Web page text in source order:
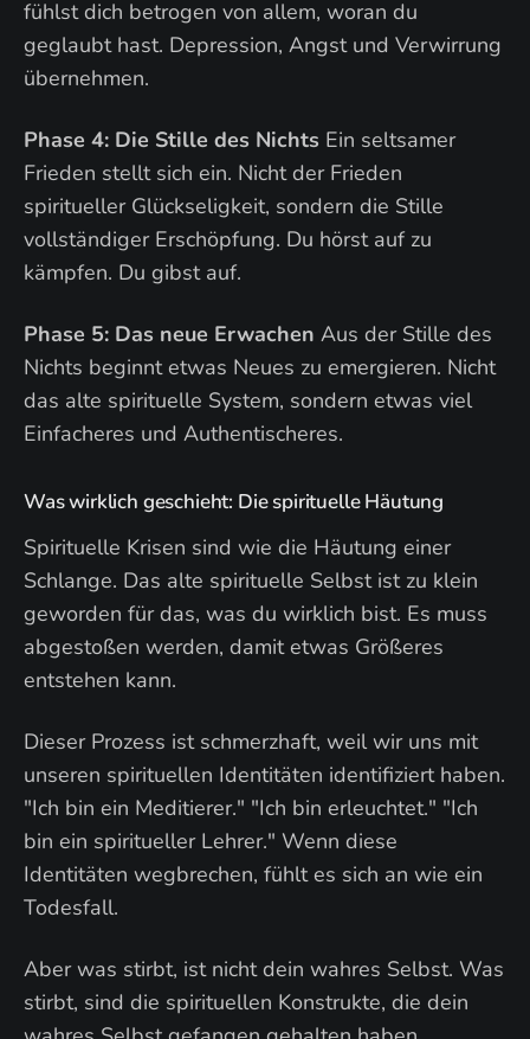
fühlst dich betrogen von allem, woran du
geglaubt hast. Depression, Angst und Verwirrung
übernehmen.
Phase 4: Die Stille des Nichts Ein seltsamer
Frieden stellt sich ein. Nicht der Frieden
spiritueller Glückseligkeit, sondern die Stille
vollständiger Erschöpfung. Du hörst auf zu
kämpfen. Du gibst auf.
Phase 5: Das neue Erwachen Aus der Stille des
Nichts beginnt etwas Neues zu emergieren. Nicht
das alte spirituelle System, sondern etwas viel
Einfacheres und Authentischeres.
Was wirklich geschieht: Die spirituelle Häutung
Spirituelle Krisen sind wie die Häutung einer
Schlange. Das alte spirituelle Selbst ist zu klein
geworden für das, was du wirklich bist. Es muss
abgestoßen werden, damit etwas Größeres
entstehen kann.
Dieser Prozess ist schmerzhaft, weil wir uns mit
unseren spirituellen Identitäten identifiziert haben.
"Ich bin ein Meditierer." "Ich bin erleuchtet." "Ich
bin ein spiritueller Lehrer." Wenn diese
Identitäten wegbrechen, fühlt es sich an wie ein
Todesfall.
Aber was stirbt, ist nicht dein wahres Selbst. Was
stirbt, sind die spirituellen Konstrukte, die dein